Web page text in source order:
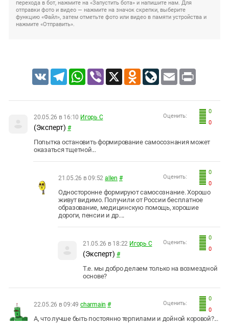
перехода в бот, нажмите на «Запустить бота» и напишите нам. Для
отправки фото и видео — нажмите на значок скрепки, выберите
функцию «Файл», затем отметьте фото или видео в памяти устройства и
нажмите «Отправить».
VK TelegramWhatsApp
Viber X Odnoklassniki
LiveJournal
Email Print
0
0
Оценить:
20.05.26 в 16:10 Игорь С
(Эксперт) #
Попытка остановить формирование самосознания может
оказаться тщетной...
0
0
Оценить:
21.05.26 в 09:52 allen #
Односторонне формируют самосознание. Хорошо
живут видимо. Получили от России бесплатное
образование, медицинскую помощь, хорошие
дороги, пенсии и др....
0
0
Оценить:
21.05.26 в 18:22 Игорь С
(Эксперт) #
Т.е. мы добро делаем только на возмездной
основе?
0
0
Оценить:
22.05.26 в 09:49 charmain #
А, что лучше быть постоянно терпилами и дойной коровой?...